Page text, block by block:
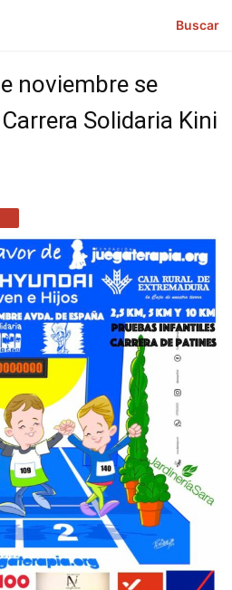
Buscar
noviembre se
Solidaria Kini